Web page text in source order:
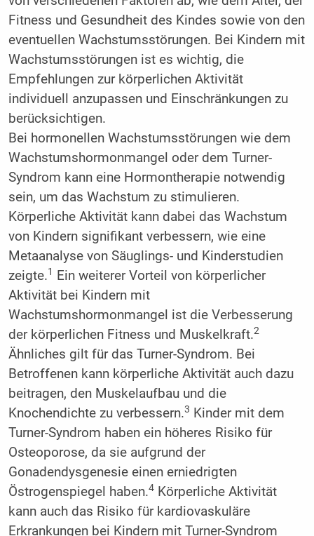
Fitness und Gesundheit des Kindes sowie von den
eventuellen Wachstumsstörungen. Bei Kindern mit
Wachstumsstörungen ist es wichtig, die
Empfehlungen zur körperlichen Aktivität
individuell anzupassen und Einschränkungen zu
berücksichtigen.
Bei hormonellen Wachstumsstörungen wie dem
Wachstumshormonmangel oder dem Turner-
Syndrom kann eine Hormontherapie notwendig
sein, um das Wachstum zu stimulieren.
Körperliche Aktivität kann dabei das Wachstum
von Kindern signifikant verbessern, wie eine
Metaanalyse von Säuglings- und Kinderstudien
zeigte.1
Ein weiterer Vorteil von körperlicher
Aktivität bei Kindern mit
Wachstumshormonmangel ist die Verbesserung
der körperlichen Fitness und Muskelkraft.2
Ähnliches gilt für das Turner-Syndrom. Bei
Betroffenen kann körperliche Aktivität auch dazu
beitragen, den Muskelaufbau und die
Knochendichte zu verbessern.3 Kinder mit dem
Turner-Syndrom haben ein höheres Risiko für
Osteoporose, da sie aufgrund der
Gonadendysgenesie einen erniedrigten
Östrogenspiegel haben.4Körperliche Aktivität
kann auch das Risiko für kardiovaskuläre
Erkrankungen bei Kindern mit Turner-Syndrom